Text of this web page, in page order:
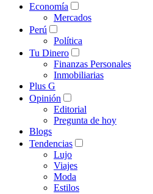
Economía
Mercados
Perú
Política
Tu Dinero
Finanzas Personales
Inmobiliarias
Plus G
Opinión
Editorial
Pregunta de hoy
Blogs
Tendencias
Lujo
Viajes
Moda
Estilos